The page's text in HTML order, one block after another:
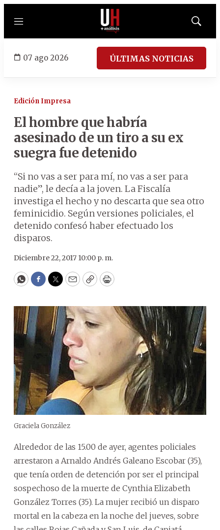
Menú
Mostrar
07 ago 2026 ÚLTIMAS NOTICIAS
Edición Impresa
El hombre que habría
asesinado de un tiro a su ex
suegra fue detenido
“Si no vas a ser para mí, no vas a ser para
nadie”, le decía a la joven. La Fiscalía
investiga el hecho y no descarta que sea otro
feminicidio. Según versiones policiales, el
detenido confesó haber efectuado los
disparos.
Diciembre 22, 2017 10:00 p. m.
WhatsApp
Facebook
Twitter
EmailCopyPrint
Graciela González
Alrededor de las 15.00 de ayer, agentes policiales
arrestaron a Arnaldo Andrés Galeano Escobar (35),
que tenía orden de detención por ser el principal
sospechoso de la muerte de Cynthia Elizabeth
González Torres (35). La mujer recibió un disparo
mortal en la cabeza en la noche del jueves, sobre